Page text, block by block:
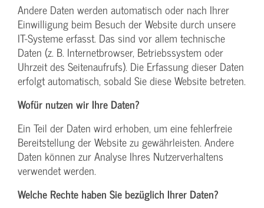
Andere Daten werden automatisch oder nach Ihrer
Einwilligung beim Besuch der Website durch unsere
IT-Systeme erfasst. Das sind vor allem technische
Daten (z. B. Internetbrowser, Betriebssystem oder
Uhrzeit des Seitenaufrufs). Die Erfassung dieser Daten
erfolgt automatisch, sobald Sie diese Website betreten.
Wofür nutzen wir Ihre Daten?
Ein Teil der Daten wird erhoben, um eine fehlerfreie
Bereitstellung der Website zu gewährleisten. Andere
Daten können zur Analyse Ihres Nutzerverhaltens
verwendet werden.
Welche Rechte haben Sie bezüglich Ihrer Daten?